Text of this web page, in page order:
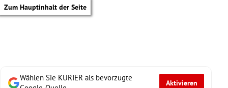
Zum Hauptinhalt der Seite
Wählen Sie KURIER als bevorzugte
Aktivieren